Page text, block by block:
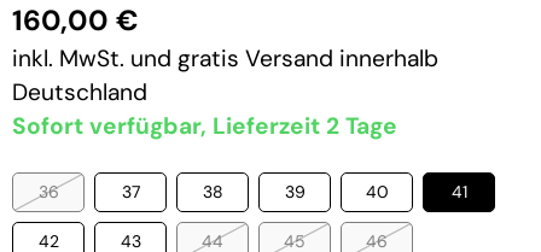
160,00 €
inkl. MwSt. und gratis Versand innerhalb
Deutschland
Sofort verfügbar, Lieferzeit 2 Tage
36 37 38 39 40 41
42 43 44 45 46